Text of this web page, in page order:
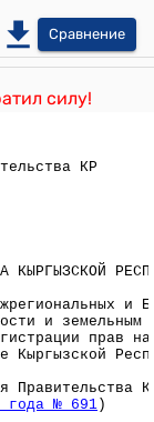
Сравнение
силу!